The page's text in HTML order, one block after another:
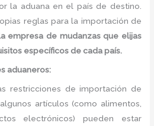
la aduana en el país de destino.
reglas para la importación de
empresa de mudanzas que elijas
específicos de cada país.
aduaneros:
restricciones de importación de
artículos (como alimentos,
electrónicos) pueden estar